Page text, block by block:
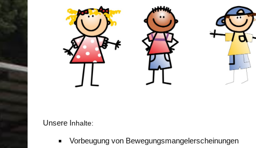
Unsere Inhalte:
Vorbeugung von Bewegungsmangelerscheinungen